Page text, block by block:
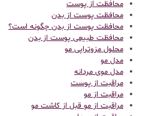
محافظت از پوست
محافظت پوست از بدن
محافظت پوست از بدن چگونه است؟
محافظت طبیعی پوست از بدن
محلول مزوتراپی مو
مدل مو
مدل موی مردانه
مراقبت از پوست
مراقبت از مو
مراقبت از مو قبل از کاشت مو